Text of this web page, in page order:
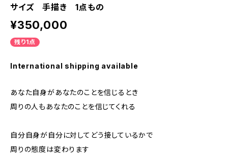
サイズ 手描き 1点もの
¥350,000
残り1点
International shipping available
あなた自身があなたのことを信じるとき
周りの人もあなたのことを信じてくれる
自分自身が自分に対してどう接しているかで
周りの態度は変わります